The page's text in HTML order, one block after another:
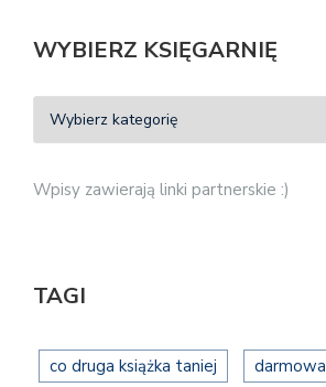
WYBIERZ KSIĘGARNIĘ
Wpisy zawierają linki partnerskie :)
TAGI
co druga książka taniej